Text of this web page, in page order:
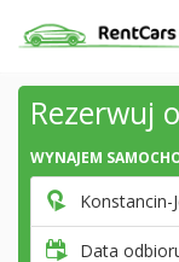
Rezerwuj
WYNAJEM
Konstancin-
Data